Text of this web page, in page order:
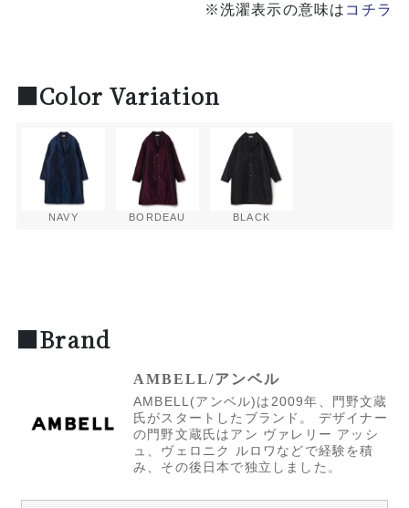
※洗濯表示の意味は コチラ
■Color Variation
NAVY BORDEAU BLACK
■Brand
AMBELL/アンベル
AMBELL(アンベル)は2009年、門野文蔵
氏がスタートしたブランド。 デザイナー
の門野文蔵氏はアン ヴァレリー アッシ
ュ、ヴェロニク ルロワなどで経験を積
み、その後日本で独立しました。